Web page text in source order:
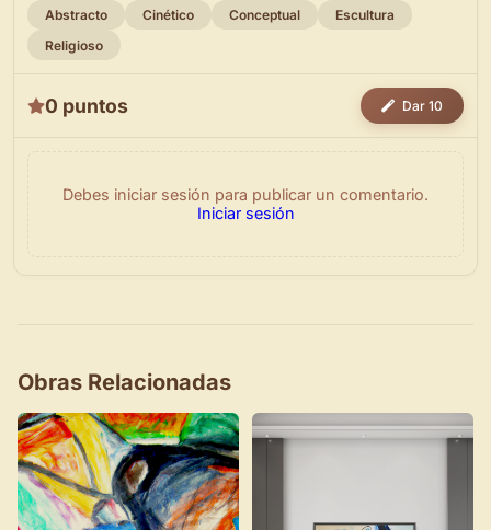
Abstracto Cinético Conceptual
Escultura
Religioso
0 puntos Dar 10
Debes iniciar sesión para publicar un comentario.
Iniciar sesión
Obras Relacionadas
Novedad: Tu Panel de Usuario
Directorio de Arteestrena su nuevo Panel de Usuario: tu